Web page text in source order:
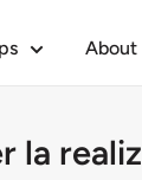
About
la